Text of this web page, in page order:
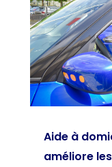
Aide à
améliore